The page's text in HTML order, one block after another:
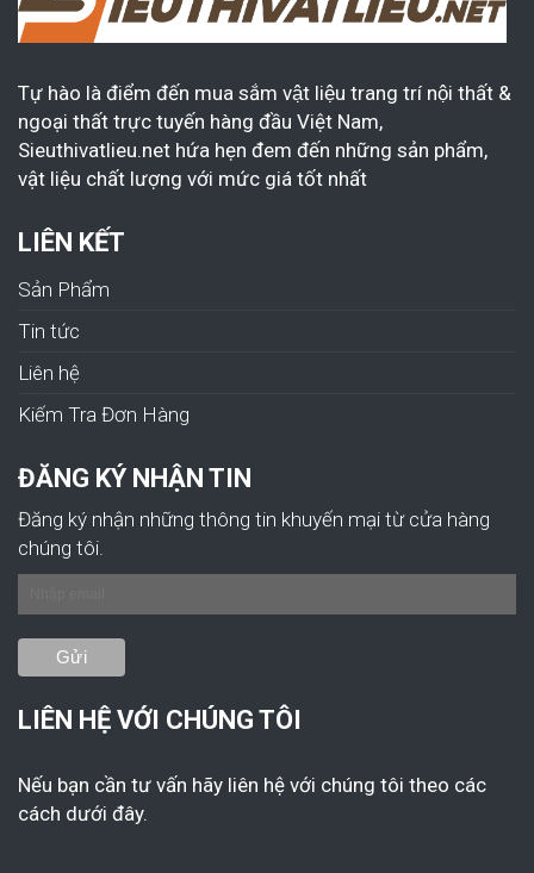
Tự hào là điểm đến mua sắm vật liệu trang trí nội thất &
ngoại thất trực tuyến hàng đầu Việt Nam,
Sieuthivatlieu.net hứa hẹn đem đến những sản phẩm,
vật liệu chất lượng với mức giá tốt nhất
LIÊN KẾT
Sản Phẩm
Tin tức
Liên hệ
Kiếm Tra Đơn Hàng
ĐĂNG KÝ NHẬN TIN
Đăng ký nhận những thông tin khuyến mại từ cửa hàng
chúng tôi.
LIÊN HỆ VỚI CHÚNG TÔI
Nếu bạn cần tư vấn hãy liên hệ với chúng tôi theo các
cách dưới đây.